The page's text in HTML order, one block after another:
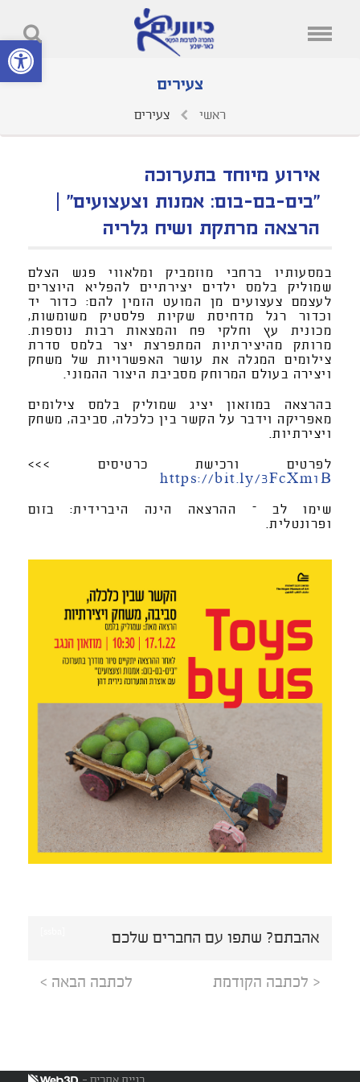
פתח סרגל
צעירים
ראשי צעירים
אירוע מיוחד בתערוכה
"בים-בם-בום: אמנות וצעצועים" |
הרצאה מרתקת ושיח גלריה
במסעותיו ברחבי מוזמביק ומלאווי פגש הצלם
שמוליק בלמס ילדים יצירתיים להפליא היוצרים
לעצמם צעצועים מן המועט הזמין להם: כדור יד
וכדור רגל מדחיסת שקיות פלסטיק משומשות,
מכונית עץ וחלקי פח והמצאות רבות נוספות.
מרותק מהיצירתיות המתפרצת יצר בלמס סדרת
צילומים המגלה את עושר האפשרויות של משחק
ויצירה בעולם המרוחק מסביבת היצור ההמוני.
בהרצאה במוזאון יציג שמוליק בלמס צילומים
מאפריקה וידבר על הקשר בין כלכלה, סביבה, משחק
ויצירתיות.
לפרטים ורכישת כרטיסים >>>
https://bit.ly/3FcXm1B
שימו לב – ההרצאה הינה היברידית: בזום
ופרונטלית.
אהבתם? שתפו עם החברים שלכם
< לכתבה הקודמת לכתבה הבאה >